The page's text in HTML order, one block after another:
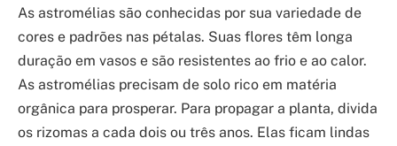
As astromélias são conhecidas por sua variedade de
cores e padrões nas pétalas. Suas flores têm longa
duração em vasos e são resistentes ao frio e ao calor.
As astromélias precisam de solo rico em matéria
orgânica para prosperar. Para propagar a planta, divida
os rizomas a cada dois ou três anos. Elas ficam lindas